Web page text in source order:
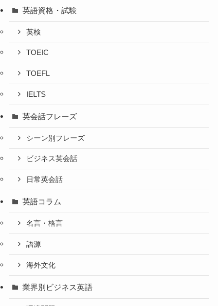
英語資格・試験
英検
TOEIC
TOEFL
IELTS
英会話フレーズ
シーン別フレーズ
ビジネス英会話
日常英会話
英語コラム
名言・格言
語源
海外文化
業界別ビジネス英語